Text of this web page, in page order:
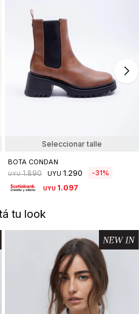
Seleccionar talle
BOTA CONDAN
UYU 1.890 UYU 1.290 31
UYU 1.097
tu look